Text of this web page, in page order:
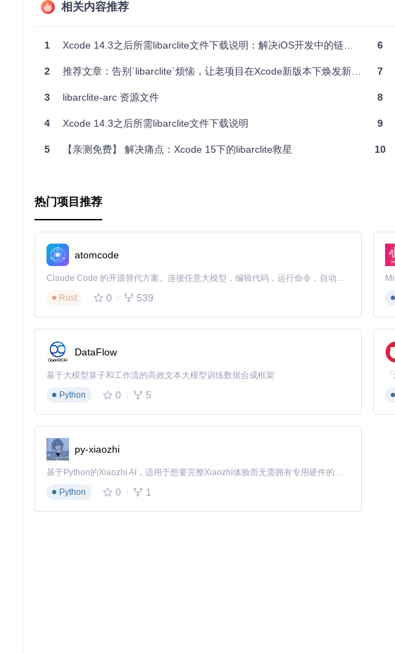
相关内容推荐
1 Xcode 14.3之后所需libarclite文件下载说明：解决iOS开发中的链接错误
2 推荐文章：告别`libarclite`烦恼，让老项目在Xcode新版本下焕发新生 —— `libarclite-arc` 开源项目解析
3 libarclite-arc 资源文件
4 Xcode 14.3之后所需libarclite文件下载说明
5 【亲测免费】 解决痛点：Xcode 15下的libarclite救星
6
7
8
9
10
热门项目推荐
atomcode
Claude Code 的开源替代方案。连接任意大模型，编辑代码，运行命令，自动验证 — 全自动执行。用 Rust 构建，极致性能。 ｜ An open-source alternative to Claude Code. Connect any LLM, edit code, run commands, and verify changes — autonomously. Built in Rust for speed. Get Started
Rust
0 539
DataFlow
基于大模型算子和工作流的高效文本大模型训练数据合成框架
Python
0 5
py-xiaozhi
基于Python的Xiaozhi AI，适用于想要完整Xiaozhi体验而无需拥有专用硬件的用户。
Python
0 1